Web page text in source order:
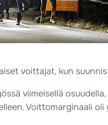
voittajat, kun
viimeisellä
Voittomarginaali